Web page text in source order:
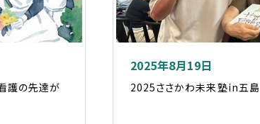
護の先達が
2025年8月19日
2025ささかわ未来塾in五島